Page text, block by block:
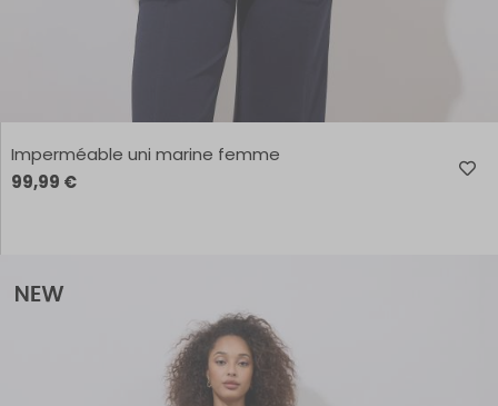
Imperméable uni marine femme
99,99 €